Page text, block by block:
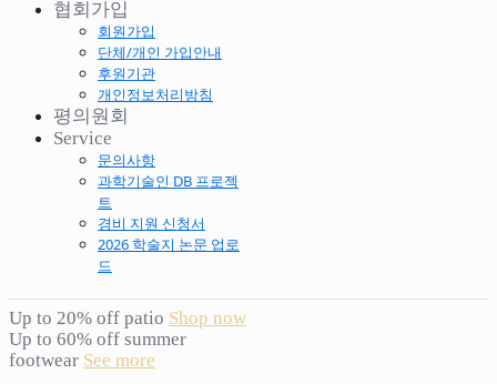
협회가입
회원가입
단체/개인 가입안내
후원기관
개인정보처리방침
평의원회
Service
문의사항
과학기술인 DB 프로젝
트
경비 지원 신청서
2026 학술지 논문 업로
드
Up to 20% off patio Shop now
Up to 60% off summer
footwear See more